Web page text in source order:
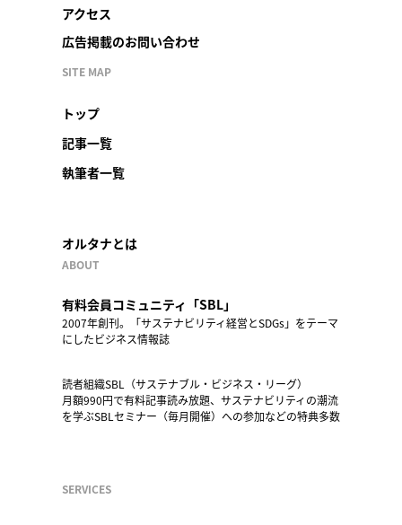
アクセス
広告掲載のお問い合わせ
SITE MAP
トップ
記事一覧
執筆者一覧
オルタナとは
ABOUT
有料会員コミュニティ「SBL」
2007年創刊。「サステナビリティ経営とSDGs」をテーマ
にしたビジネス情報誌
読者組織SBL（サステナブル・ビジネス・リーグ）
月額990円で有料記事読み放題、サステナビリティの潮流
を学ぶSBLセミナー（毎月開催）への参加などの特典多数
SERVICES